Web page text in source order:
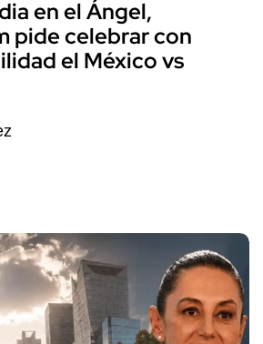
en el Ángel,
pide celebrar con
el México vs